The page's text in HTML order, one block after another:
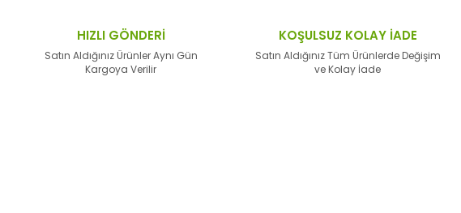
HIZLI GÖNDERİ
Satın Aldığınız Ürünler Aynı Gün
Kargoya Verilir
KOŞULSUZ KOLAY İADE
Satın Aldığınız Tüm Ürünlerde Değişim
ve Kolay İade